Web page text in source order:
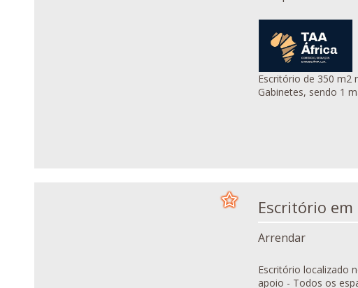
Escritório de 350 m2
Gabinetes, sendo 1
Arrendar
Escritório localizado no Bairro Azul,
apoio - Todos os